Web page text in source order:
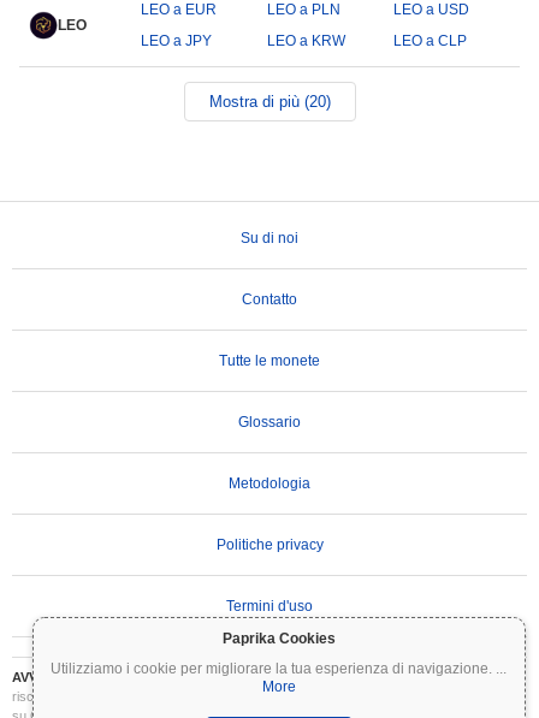
Paprika Cookies
Utilizziamo i cookie per migliorare la tua esperienza di navigazione. ...
More
LEO
LEO a EUR LEO a PLN
LEO a USD
LEO a JPY
LEO a KRW LEO a CLP
Mostra di più (20)
Su di noi
Contatto
Tutte le monete
Glossario
Metodologia
Politiche privacy
Termini d'uso
AVVERTENZA IMPORTANTE:Le criptovalute sono altamente volatili e comportano
rischi significativi. Potresti perdere parte o tutto il tuo investimento. Tutte le informazioni